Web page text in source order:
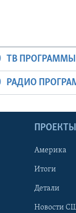
ТВ ПРОГРАММЫ
РАДИО
ПРОЕКТЫ
Америка
Итоги
Детали
Новости